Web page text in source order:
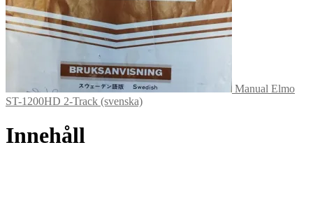
Manual Elmo
ST-1200HD 2-Track (svenska)
Innehåll